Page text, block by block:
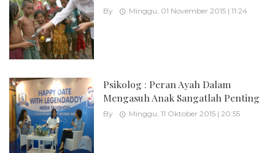
By Minggu, 01 November 2015 | 11:24
Psikolog : Peran Ayah Dalam
Mengasuh Anak Sangatlah Penting
By Minggu, 11 Oktober 2015 | 20:55